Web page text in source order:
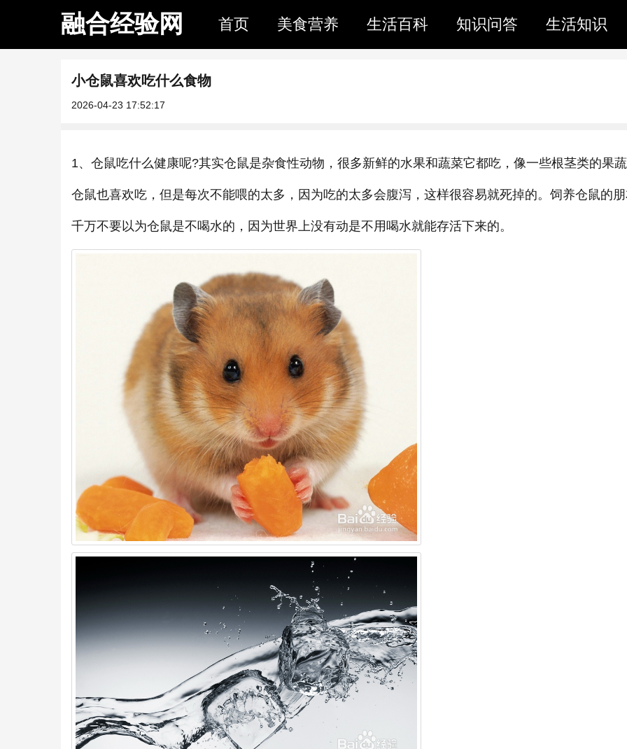
融合经验网 首页 美食营养 生活百科 知识问答 生活知识
小仓鼠喜欢吃什么食物
2026-04-23 17:52:17
1、仓鼠吃什么健康呢?其实仓鼠是杂食性动物，很多新鲜的水果和蔬菜它都吃，像一些根茎类的果
仓鼠也喜欢吃，但是每次不能喂的太多，因为吃的太多会腹泻，这样很容易就死掉的。饲养仓鼠的
千万不要以为仓鼠是不喝水的，因为世界上没有动是不用喝水就能存活下来的。